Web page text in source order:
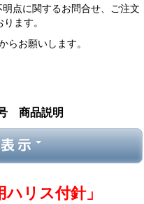
点に関するお問合せ、ご注文
ます。
らお願いします。
商品説明
示
リス付針」